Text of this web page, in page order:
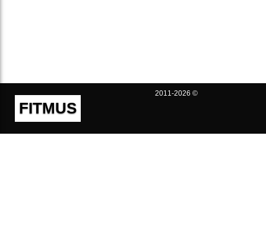
FITMUS
2011-2026 ©